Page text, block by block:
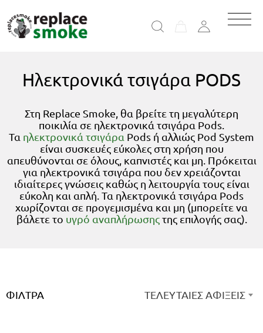
Ηλεκτρονικά τσιγάρα PODS
Στη Replace Smoke, θα βρείτε τη μεγαλύτερη
ποικιλία σε ηλεκτρονικά τσιγάρα Pods.
Τα ηλεκτρονικά τσιγάρα Pods ή αλλιώς Pod System
είναι συσκευές εύκολες στη χρήση που
απευθύνονται σε όλους, καπνιστές και μη. Πρόκειται
για ηλεκτρονικά τσιγάρα που δεν χρειάζονται
ιδιαίτερες γνώσεις καθώς η λειτουργία τους είναι
εύκολη και απλή. Τα ηλεκτρονικά τσιγάρα Pods
χωρίζονται σε προγεμισμένα και μη (μπορείτε να
βάλετε το υγρό αναπλήρωσηςτης επιλογής σας).
ΦΊΛΤΡΑ ΤΕΛΕΥΤΑΙΕΣ ΑΦΙΞΕΙΣ